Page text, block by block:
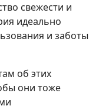
свежести и
идеально
и заботы
об этих
они тоже